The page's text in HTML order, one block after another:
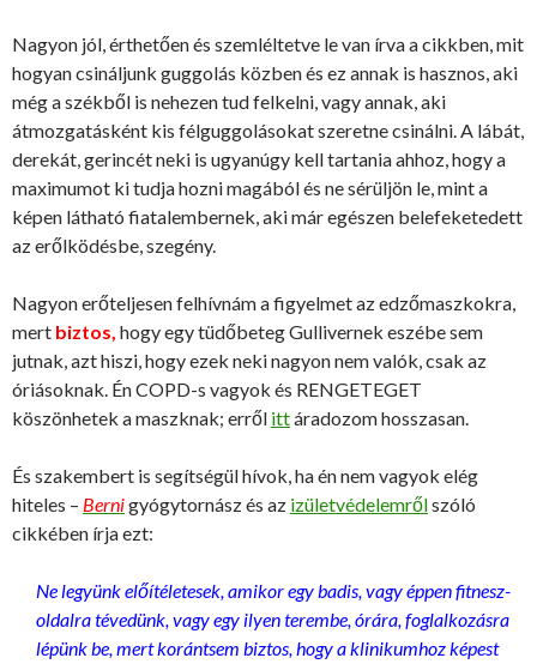
Nagyon jól, érthetően és szemléltetve le van írva a cikkben, mit
hogyan csináljunk guggolás közben és ez annak is hasznos, aki
még a székből is nehezen tud felkelni, vagy annak, aki
átmozgatásként kis félguggolásokat szeretne csinálni. A lábát,
derekát, gerincét neki is ugyanúgy kell tartania ahhoz, hogy a
maximumot ki tudja hozni magából és ne sérüljön le, mint a
képen látható fiatalembernek, aki már egészen belefeketedett
az erőlködésbe, szegény.
Nagyon erőteljesen felhívnám a figyelmet az edzőmaszkokra,
mert biztos, hogy egy tüdőbeteg Gullivernek eszébe sem
jutnak, azt hiszi, hogy ezek neki nagyon nem valók, csak az
óriásoknak. Én COPD-s vagyok és RENGETEGET
köszönhetek a maszknak; erről ittáradozom hosszasan.
És szakembert is segítségül hívok, ha én nem vagyok elég
hiteles – Bernigyógytornász és az izületvédelemrőlszóló
cikkében írja ezt:
Ne legyünk előítéletesek, amikor egy badis, vagy éppen fitnesz-
oldalra tévedünk, vagy egy ilyen terembe, órára, foglalkozásra
lépünk be, mert korántsem biztos, hogy a klinikumhoz képest